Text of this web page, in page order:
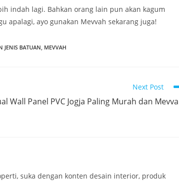
indah lagi. Bahkan orang lain pun akan kagum
apalagi, ayo gunakan Mevvah sekarang juga!
JENIS BATUAN, MEVVAH
Next Post
Wall Panel PVC Jogja Paling Murah dan
suka dengan konten desain interior, produk